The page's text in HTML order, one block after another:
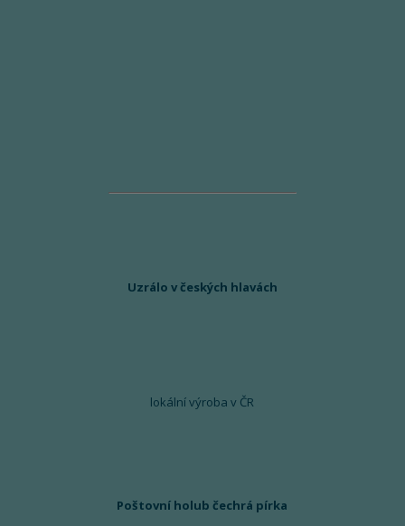
Uzrálo v českých hlavách
lokální výroba v ČR
Poštovní holub čechrá pírka